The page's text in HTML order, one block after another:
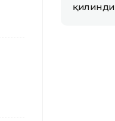
қилинди